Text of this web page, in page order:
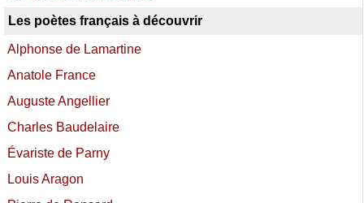
Les poètes français à découvrir
Alphonse de Lamartine
Anatole France
Auguste Angellier
Charles Baudelaire
Évariste de Parny
Louis Aragon